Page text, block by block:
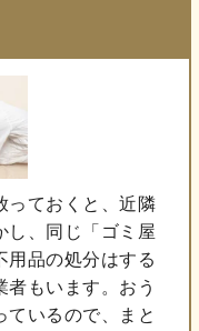
っておくと、近隣
し、同じ「ゴミ屋
用品の処分はする
者もいます。おう
ているので、まと